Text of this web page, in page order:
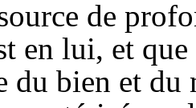
de
en lui, et
du bien et